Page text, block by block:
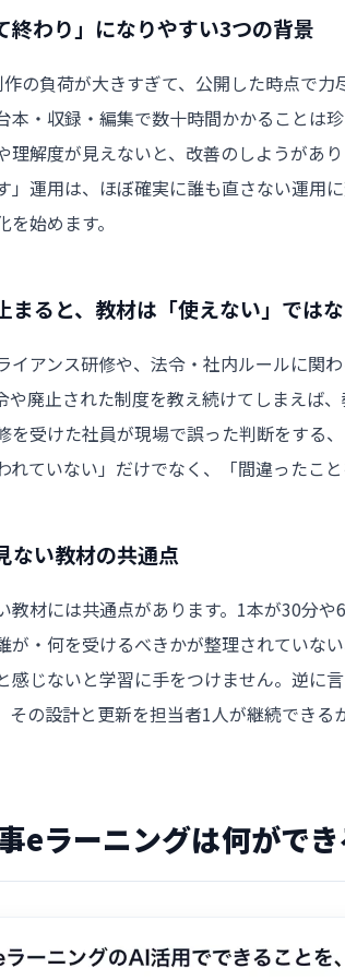
終わり」になりやすい3つの背景
の負荷が大きすぎて、公開した時点で
本・収録・編集で数十時間かかることは
理解度が見えないと、改善のしようがあ
」運用は、ほぼ確実に誰も直さない運用
始めます。
まると、教材は「使えない」では
イアンス研修や、法令・社内ルールに関
や廃止された制度を教え続けてしまえば
を受けた社員が現場で誤った判断をする
れていない」だけでなく、「間違ったこ
ない教材の共通点
教材には共通点があります。1本が30分
が・何を受けるべきかが整理されていな
感じないと学習に手をつけません。逆に
その設計と更新を担当者1人が継続できる
eラーニングは何がで